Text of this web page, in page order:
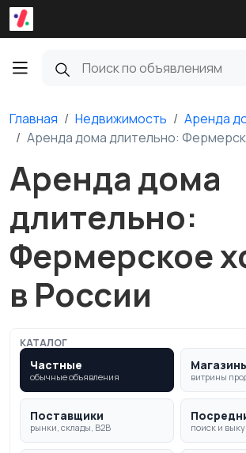
Главная Недвижимость
Аренда
Аренда дома длительно:
Аренда дома
длительно:
Фермерское
в России
КАТАЛОГ
Частные
обычные объявления витрины
Поставщики
рынки, склады, B2B поиск и